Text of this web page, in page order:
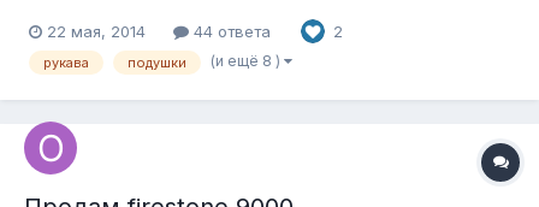
низких температурах (Норвегия, Урал, Сахалин, Камчатка).
Широко применяются для ремонта пневмоподвесок брендо-
22 мая, 2014 44 ответа 2
рукава подушки (и ещё 8 )